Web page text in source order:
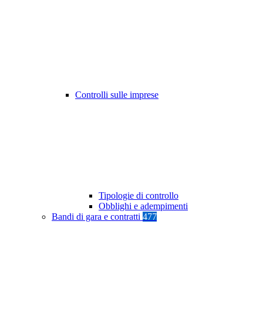
Controlli sulle imprese
Tipologie di controllo
Obblighi e adempimenti
Bandi di gara e contratti 477